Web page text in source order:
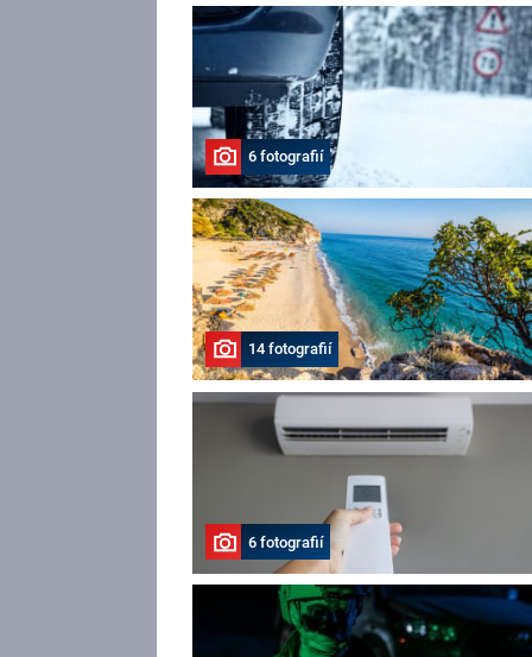
6 fotografií
14 fotografií
6 fotografií